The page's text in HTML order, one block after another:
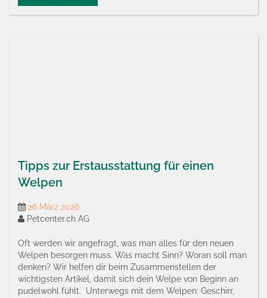
Tipps zur Erstausstattung für einen
Welpen
26 März 2026
Petcenter.ch AG
Oft werden wir angefragt, was man alles für den neuen
Welpen besorgen muss. Was macht Sinn? Woran soll man
denken? Wir helfen dir beim Zusammenstellen der
wichtigsten Artikel, damit sich dein Welpe von Beginn an
pudelwohl fühlt. Unterwegs mit dem Welpen: Geschirr,